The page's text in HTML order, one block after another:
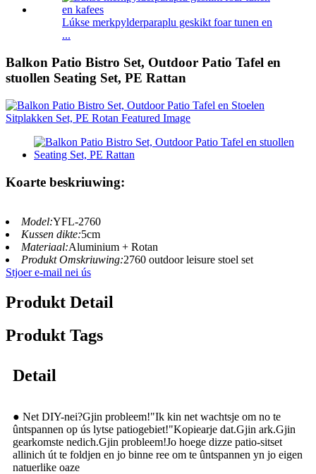
Lúkse merkpylderparaplu geskikt foar tunen en
...
Balkon Patio Bistro Set, Outdoor Patio Tafel en
stuollen Seating Set, PE Rattan
Koarte beskriuwing:
Model:YFL-2760
Kussen dikte:5cm
Materiaal:Aluminium + Rotan
Produkt Omskriuwing:2760 outdoor leisure stoel set
Stjoer e-mail nei ús
Produkt Detail
Produkt Tags
Detail
● Net DIY-nei?Gjin probleem!"Ik kin net wachtsje om no te
ûntspannen op ús lytse patiogebiet!"Kopiearje dat.Gjin ark.Gjin
gearkomste nedich.Gjin probleem!Jo hoege dizze patio-sitset
allinich út te foldjen en jo binne ree om te ûntspannen yn jo eigen
natuerlike oaze